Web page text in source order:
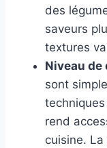
des
saveurs
textures
Niveau
sont
rend
cuisine.